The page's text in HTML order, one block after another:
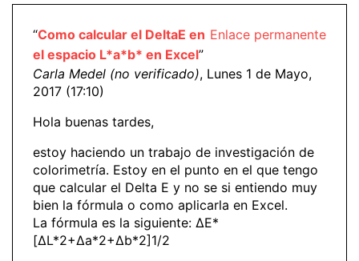
Enlace permanente
“Como calcular el DeltaE en
el espacio L*a*b* en Excel”
Carla Medel (no verificado), Lunes 1 de Mayo,
2017 (17:10)
Hola buenas tardes,
estoy haciendo un trabajo de investigación de
colorimetría. Estoy en el punto en el que tengo
que calcular el Delta E y no se si entiendo muy
bien la fórmula o como aplicarla en Excel.
La fórmula es la siguiente: ΔE*
[ΔL*2+Δa*2+Δb*2]1/2